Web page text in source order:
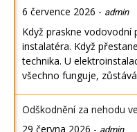
6 července 2026 - admin
Když praskne
instalatéra. Když
technika. U
všechno funguje,
Odškodnění za nehodu
29 června 2026 - admin